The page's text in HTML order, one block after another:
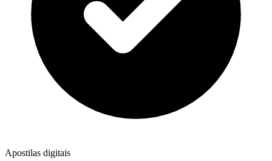
Apostilas digitais